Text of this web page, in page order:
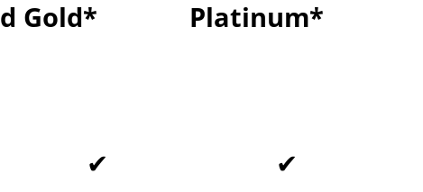
d Gold*
Platinum*
✔ ✔